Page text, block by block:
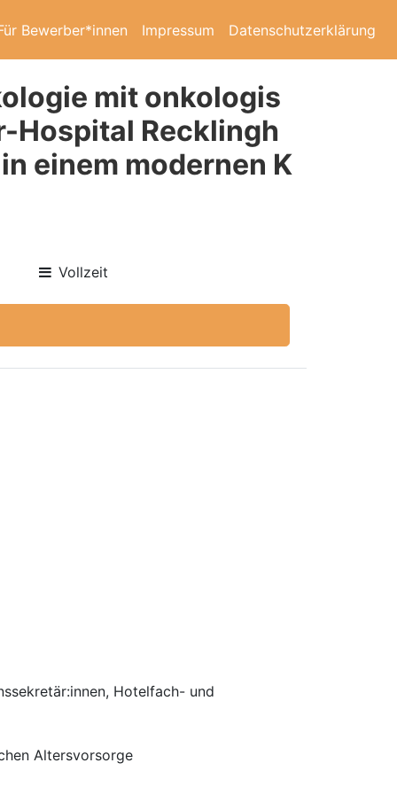
Bewerber*innen Impressum Datenschutzerklärung
mit onkologis
Hospital Recklingh
einem modernen K
Vollzeit
Hotelfach- und
Altersvorsorge